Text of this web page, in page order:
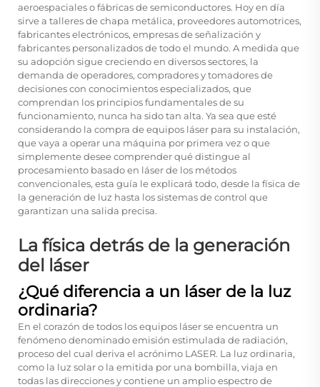
aeroespaciales o fábricas de semiconductores. Hoy en día
sirve a talleres de chapa metálica, proveedores automotrices,
fabricantes electrónicos, empresas de señalización y
fabricantes personalizados de todo el mundo. A medida que
su adopción sigue creciendo en diversos sectores, la
demanda de operadores, compradores y tomadores de
decisiones con conocimientos especializados, que
comprendan los principios fundamentales de su
funcionamiento, nunca ha sido tan alta. Ya sea que esté
considerando la compra de equipos láser para su instalación,
que vaya a operar una máquina por primera vez o que
simplemente desee comprender qué distingue al
procesamiento basado en láser de los métodos
convencionales, esta guía le explicará todo, desde la física de
la generación de luz hasta los sistemas de control que
garantizan una salida precisa.
La física detrás de la generación
del láser
¿Qué diferencia a un láser de la luz
ordinaria?
En el corazón de todos los equipos láser se encuentra un
fenómeno denominado emisión estimulada de radiación,
proceso del cual deriva el acrónimo LASER. La luz ordinaria,
como la luz solar o la emitida por una bombilla, viaja en
todas las direcciones y contiene un amplio espectro de